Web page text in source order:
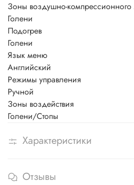
Зоны воздушно-
Голени
Подогрев
Голени
Язык меню
Английский
Режимы управления
Ручной
Зоны воздействия
Голени/Стопы
Характеристики
Отзывы